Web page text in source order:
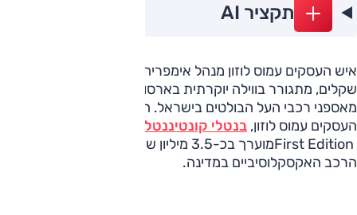
תקציר AI
איש העסקים עמוס לוזון מנהל אימפריה עסקית בשווי מיליארדי
שקלים, מתגורר בווילה יוקרתית בארסוף, וגם נחשב לאחד
מאספני רכבי העל הבולטים בישראל. ה"צעצוע" החדש של איש
העסקים עמוס לוזון, בנטלי קונטיננטל GT
First Editionמוערך בכ-3.5 מיליון שקל ומצטרף לאחד מאוספי
הרכב האקסקלוסיביים במדינה.